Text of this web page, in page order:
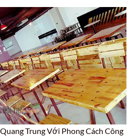
Trung Với Phong Cách Công